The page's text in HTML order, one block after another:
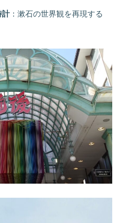
計：漱石の世界観を再現する